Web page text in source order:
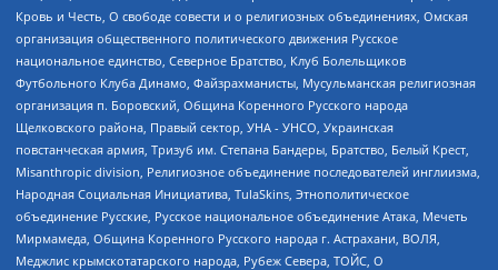
Кровь и Честь, О свободе совести и о религиозных объединениях, Омская
организация общественного политического движения Русское
национальное единство, Северное Братство, Клуб Болельщиков
Футбольного Клуба Динамо, Файзрахманисты, Мусульманская религиозная
организация п. Боровский, Община Коренного Русского народа
Щелковского района, Правый сектор, УНА - УНСО, Украинская
повстанческая армия, Тризуб им. Степана Бандеры, Братство, Белый Крест,
Misanthropic division, Религиозное объединение последователей инглиизма,
Народная Социальная Инициатива, TulaSkins, Этнополитическое
объединение Русские, Русское национальное объединение Атака, Мечеть
Мирмамеда, Община Коренного Русского народа г. Астрахани, ВОЛЯ,
Меджлис крымскотатарского народа, Рубеж Севера, ТОЙС, О